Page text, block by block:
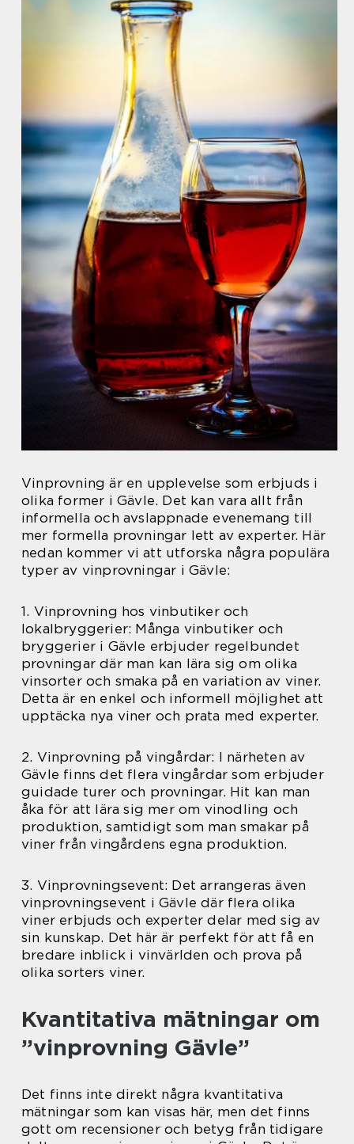
Vinprovning är en upplevelse som erbjuds i
olika former i Gävle. Det kan vara allt från
informella och avslappnade evenemang till
mer formella provningar lett av experter. Här
nedan kommer vi att utforska några populära
typer av vinprovningar i Gävle:
1. Vinprovning hos vinbutiker och
lokalbryggerier: Många vinbutiker och
bryggerier i Gävle erbjuder regelbundet
provningar där man kan lära sig om olika
vinsorter och smaka på en variation av viner.
Detta är en enkel och informell möjlighet att
upptäcka nya viner och prata med experter.
2. Vinprovning på vingårdar: I närheten av
Gävle finns det flera vingårdar som erbjuder
guidade turer och provningar. Hit kan man
åka för att lära sig mer om vinodling och
produktion, samtidigt som man smakar på
viner från vingårdens egna produktion.
3. Vinprovningsevent: Det arrangeras även
vinprovningsevent i Gävle där flera olika
viner erbjuds och experter delar med sig av
sin kunskap. Det här är perfekt för att få en
bredare inblick i vinvärlden och prova på
olika sorters viner.
Kvantitativa mätningar om
”vinprovning Gävle”
Det finns inte direkt några kvantitativa
mätningar som kan visas här, men det finns
gott om recensioner och betyg från tidigare